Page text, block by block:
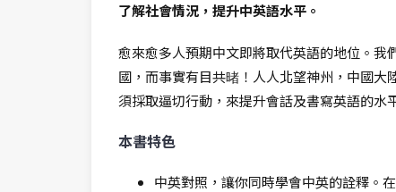
了解社會情況，提升中英語水平。
愈來愈多人預期中文即將取代英語的地位。
國，而事實有目共暏！人人北望神州，中國
須採取逼切行動，來提升會話及書寫英語的水
本書特色
中英對照，讓你同時學會中英的詮釋。